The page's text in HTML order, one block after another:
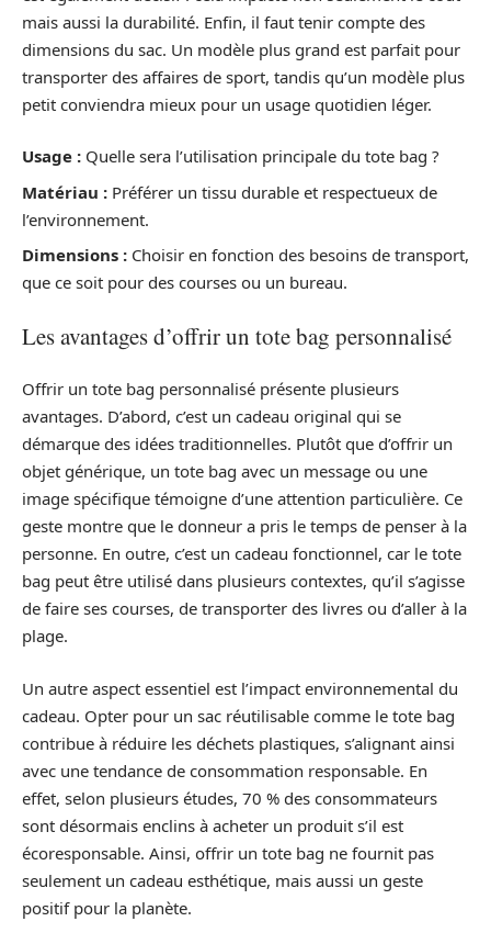
mais aussi la durabilité. Enfin, il faut tenir compte des
dimensions du sac. Un modèle plus grand est parfait pour
transporter des affaires de sport, tandis qu’un modèle plus
petit conviendra mieux pour un usage quotidien léger.
Usage : Quelle sera l’utilisation principale du tote bag ?
Matériau : Préférer un tissu durable et respectueux de
l’environnement.
Dimensions : Choisir en fonction des besoins de transport,
que ce soit pour des courses ou un bureau.
Les avantages d’offrir un tote bag personnalisé
Offrir un tote bag personnalisé présente plusieurs
avantages. D’abord, c’est un cadeau original qui se
démarque des idées traditionnelles. Plutôt que d’offrir un
objet générique, un tote bag avec un message ou une
image spécifique témoigne d’une attention particulière. Ce
geste montre que le donneur a pris le temps de penser à la
personne. En outre, c’est un cadeau fonctionnel, car le tote
bag peut être utilisé dans plusieurs contextes, qu’il s’agisse
de faire ses courses, de transporter des livres ou d’aller à la
plage.
Un autre aspect essentiel est l’impact environnemental du
cadeau. Opter pour un sac réutilisable comme le tote bag
contribue à réduire les déchets plastiques, s’alignant ainsi
avec une tendance de consommation responsable. En
effet, selon plusieurs études, 70 % des consommateurs
sont désormais enclins à acheter un produit s’il est
écoresponsable. Ainsi, offrir un tote bag ne fournit pas
seulement un cadeau esthétique, mais aussi un geste
positif pour la planète.